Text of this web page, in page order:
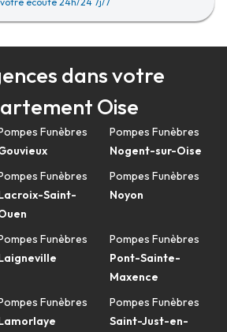
dans votre
Oise
Funèbres
Funèbres
Saint-
Funèbres
Funèbres
Pompes Funèbres
Nogent-sur-Oise
Pompes Funèbres
Noyon
Pompes Funèbres
Pont-Sainte-
Maxence
Pompes Funèbres
Saint-Just-en-